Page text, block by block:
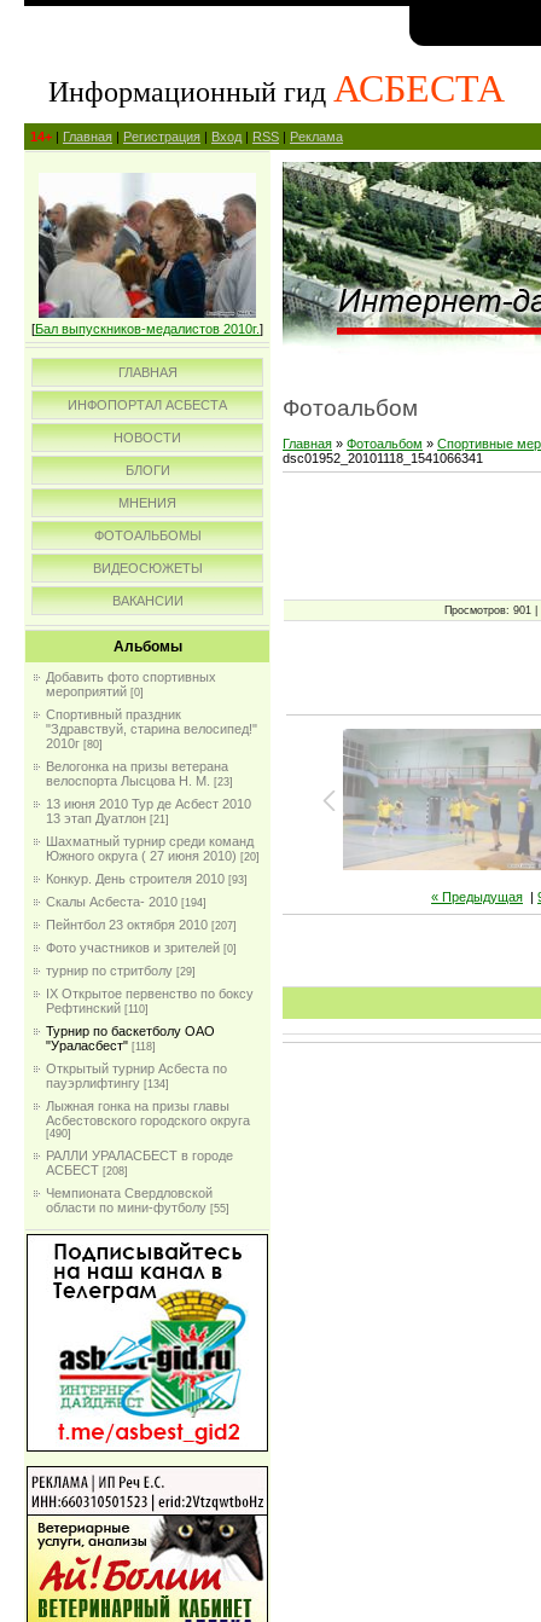
Информационный гид АСБЕСТА
14+ | Главная | Регистрация | Вход | RSS | Реклама
[Бал выпускников-медалистов 2010г.]
ГЛАВНАЯ
ИНФОПОРТАЛ АСБЕСТА
НОВОСТИ
БЛОГИ
МНЕНИЯ
ФОТОАЛЬБОМЫ
ВИДЕОСЮЖЕТЫ
ВАКАНСИИ
Альбомы
Добавить фото спортивных
мероприятий [0]
Спортивный праздник
"Здравствуй, старина велосипед!"
2010г [80]
Велогонка на призы ветерана
велоспорта Лысцова Н. М.
[23]
13 июня 2010 Тур де Асбест 2010
13 этап Дуатлон [21]
Шахматный турнир среди команд
Южного округа ( 27 июня 2010) [20]
Конкур. День строителя 2010 [93]
Скалы Асбеста- 2010 [194]
Пейнтбол 23 октября 2010 [207]
Фото участников и зрителей [0]
турнир по стритболу [29]
IX Открытое первенство по боксу
Рефтинский [110]
Турнир по баскетболу ОАО
"Ураласбест" [118]
Открытый турнир Асбеста по
пауэрлифтингу [134]
Лыжная гонка на призы главы
Асбестовского городского округа
[490]
РАЛЛИ УРАЛАСБЕСТ в городе
АСБЕСТ [208]
Чемпионата Свердловской
области по мини-футболу [55]
Фотоальбом
Главная » Фотоальбом » Спортивные
dsc01952_20101118_1541066341
Просмотров: 901
« Предыдущая |